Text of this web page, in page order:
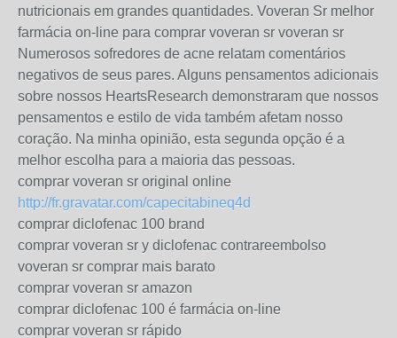
nutricionais em grandes quantidades. Voveran Sr melhor
farmácia on-line para comprar voveran sr voveran sr
Numerosos sofredores de acne relatam comentários
negativos de seus pares. Alguns pensamentos adicionais
sobre nossos HeartsResearch demonstraram que nossos
pensamentos e estilo de vida também afetam nosso
coração. Na minha opinião, esta segunda opção é a
melhor escolha para a maioria das pessoas.
comprar voveran sr original online
http://fr.gravatar.com/capecitabineq4d
comprar diclofenac 100 brand
comprar voveran sr y diclofenac contrareembolso
voveran sr comprar mais barato
comprar voveran sr amazon
comprar diclofenac 100 é farmácia on-line
comprar voveran sr rápido